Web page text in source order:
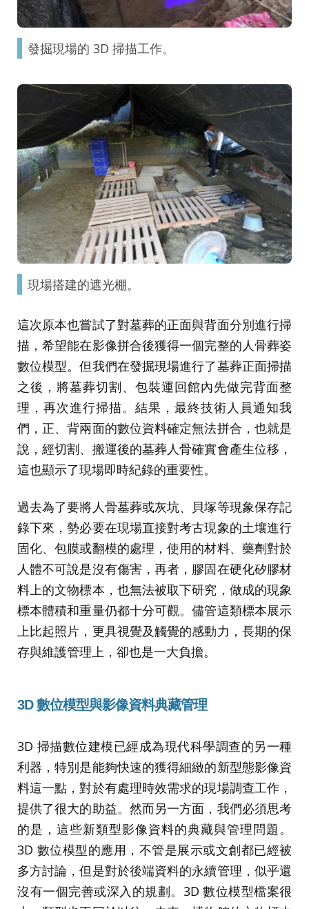
發掘現場的 3D 掃描工作。
現場搭建的遮光棚。
這次原本也嘗試了對墓葬的正面與背面分別進行掃
描，希望能在影像拼合後獲得一個完整的人骨葬姿
數位模型。但我們在發掘現場進行了墓葬正面掃描
之後，將墓葬切割、包裝運回館內先做完背面整
理，再次進行掃描。結果，最終技術人員通知我
們，正、背兩面的數位資料確定無法拼合，也就是
說，經切割、搬運後的墓葬人骨確實會產生位移，
這也顯示了現場即時紀錄的重要性。
過去為了要將人骨墓葬或灰坑、貝塚等現象保存記
錄下來，勢必要在現場直接對考古現象的土壤進行
固化、包膜或翻模的處理，使用的材料、藥劑對於
人體不可說是沒有傷害，再者，膠固在硬化矽膠材
料上的文物標本，也無法被取下研究，做成的現象
標本體積和重量仍都十分可觀。儘管這類標本展示
上比起照片，更具視覺及觸覺的感動力，長期的保
存與維護管理上，卻也是一大負擔。
3D數位模型與影像資料典藏管理
3D 掃描數位建模已經成為現代科學調查的另一種
利器，特別是能夠快速的獲得細緻的新型態影像資
料這一點，對於有處理時效需求的現場調查工作，
提供了很大的助益。然而另一方面，我們必須思考
的是，這些新類型影像資料的典藏與管理問題。
3D 數位模型的應用，不管是展示或文創都已經被
多方討論，但是對於後端資料的永續管理，似乎還
沒有一個完善或深入的規劃。3D 數位模型檔案很